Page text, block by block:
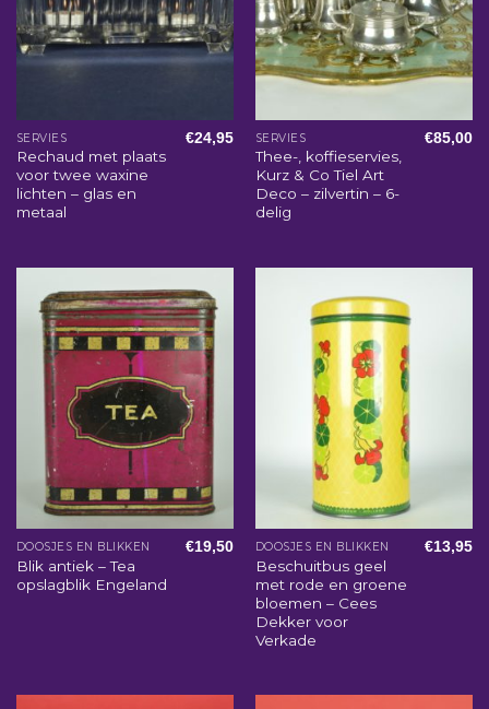
SERVIES
Rechaud met plaats
voor twee waxine
lichten – glas en
metaal
€24,95 SERVIES
Thee-, koffieservies,
Kurz & Co Tiel Art
Deco – zilvertin – 6-
delig
€85,00
DOOSJES EN BLIKKEN
Blik antiek – Tea
opslagblik Engeland
€19,50 DOOSJES EN BLIKKEN
Beschuitbus geel
met rode en groene
bloemen – Cees
Dekker voor
Verkade
€13,95